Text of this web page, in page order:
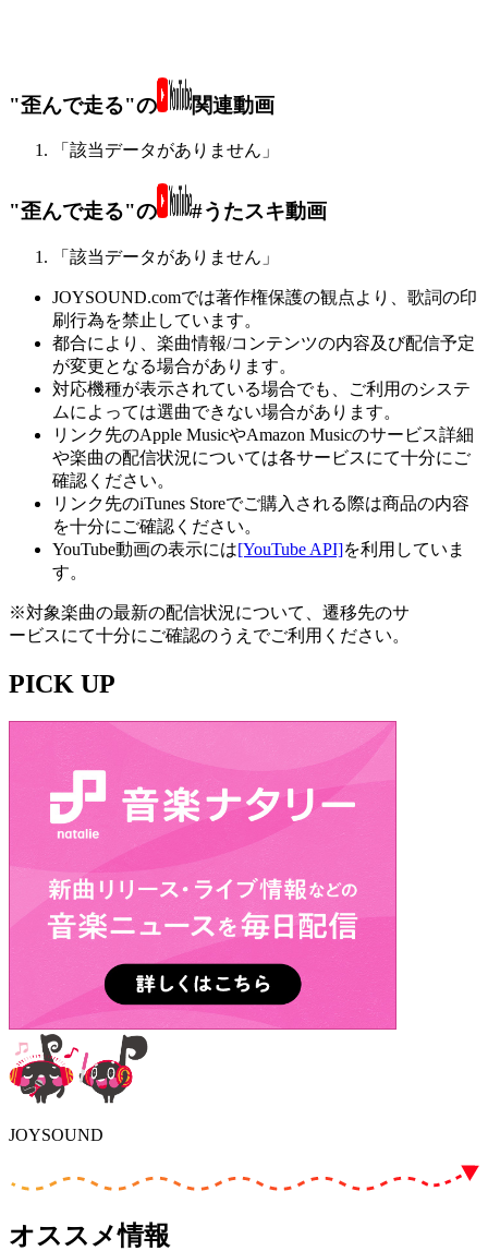
"歪んで走る"の 関連動画
「該当データがありません」
"歪んで走る"の #うたスキ動画
「該当データがありません」
JOYSOUND.comでは著作権保護の観点より、歌詞の印
刷行為を禁止しています。
都合により、楽曲情報/コンテンツの内容及び配信予定
が変更となる場合があります。
対応機種が表示されている場合でも、ご利用のシステ
ムによっては選曲できない場合があります。
リンク先のApple MusicやAmazon Musicのサービス詳細
や楽曲の配信状況については各サービスにて十分にご
確認ください。
リンク先のiTunes Storeでご購入される際は商品の内容
を十分にご確認ください。
YouTube動画の表示には[YouTube API]を利用していま
す。
※対象楽曲の最新の配信状況について、遷移先のサ
ービスにて十分にご確認のうえでご利用ください。
PICK UP
JOYSOUND
オススメ情報